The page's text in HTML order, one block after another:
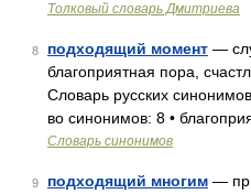
Толковый словарь Дмитриева
8 подходящий момент —
благоприятная пора,
Словарь русских
во синонимов: 8 •
Словарь синонимов
9 подходящий многим —